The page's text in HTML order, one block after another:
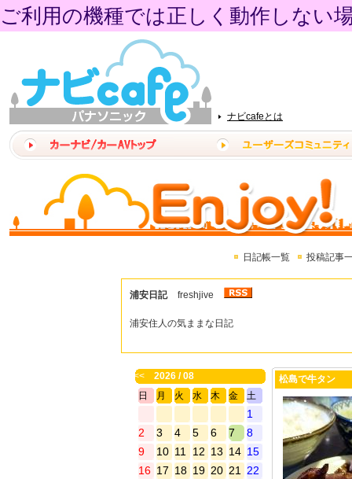
ご利用の機種では正しく動作しない
ナビcafeとは
日記帳一覧 投稿記事
浦安日記 freshjive
浦安住人の気ままな日記
<<
2026 / 08
日
月 火 水 木 金 土
1
2
3 4 5 6 7
8
9
10 11 12 13 14 15
16 17 18 19 20 21
22
松島で牛タン